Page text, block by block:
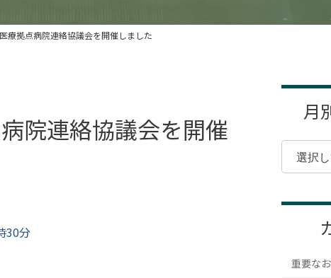
療拠点病院連絡協議会を開催しました
院連絡協議会を開催
30分
月
重要な